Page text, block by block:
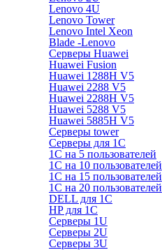
Lenovo 4U
Lenovo Tower
Lenovo Intel Xeon
Blade -Lenovo
Серверы Huawei
Huawei Fusion
Huawei 1288H V5
Huawei 2288 V5
Huawei 2288H V5
Huawei 5288 V5
Huawei 5885H V5
Серверы tower
Серверы для 1C
1С на 5 пользователей
1С на 10 пользователей
1С на 15 пользователей
1С на 20 пользователей
DELL для 1С
HP для 1С
Серверы 1U
Серверы 2U
Серверы 3U